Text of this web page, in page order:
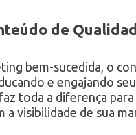
de
bem-sucedida, o
e engajando
toda a diferença
a visibilidade de sua